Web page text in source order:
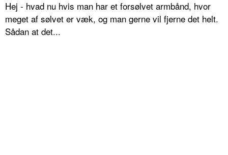
Hej - hvad nu hvis man har et forsølvet armbånd, hvor
meget af sølvet er væk, og man gerne vil fjerne det helt.
Sådan at det...